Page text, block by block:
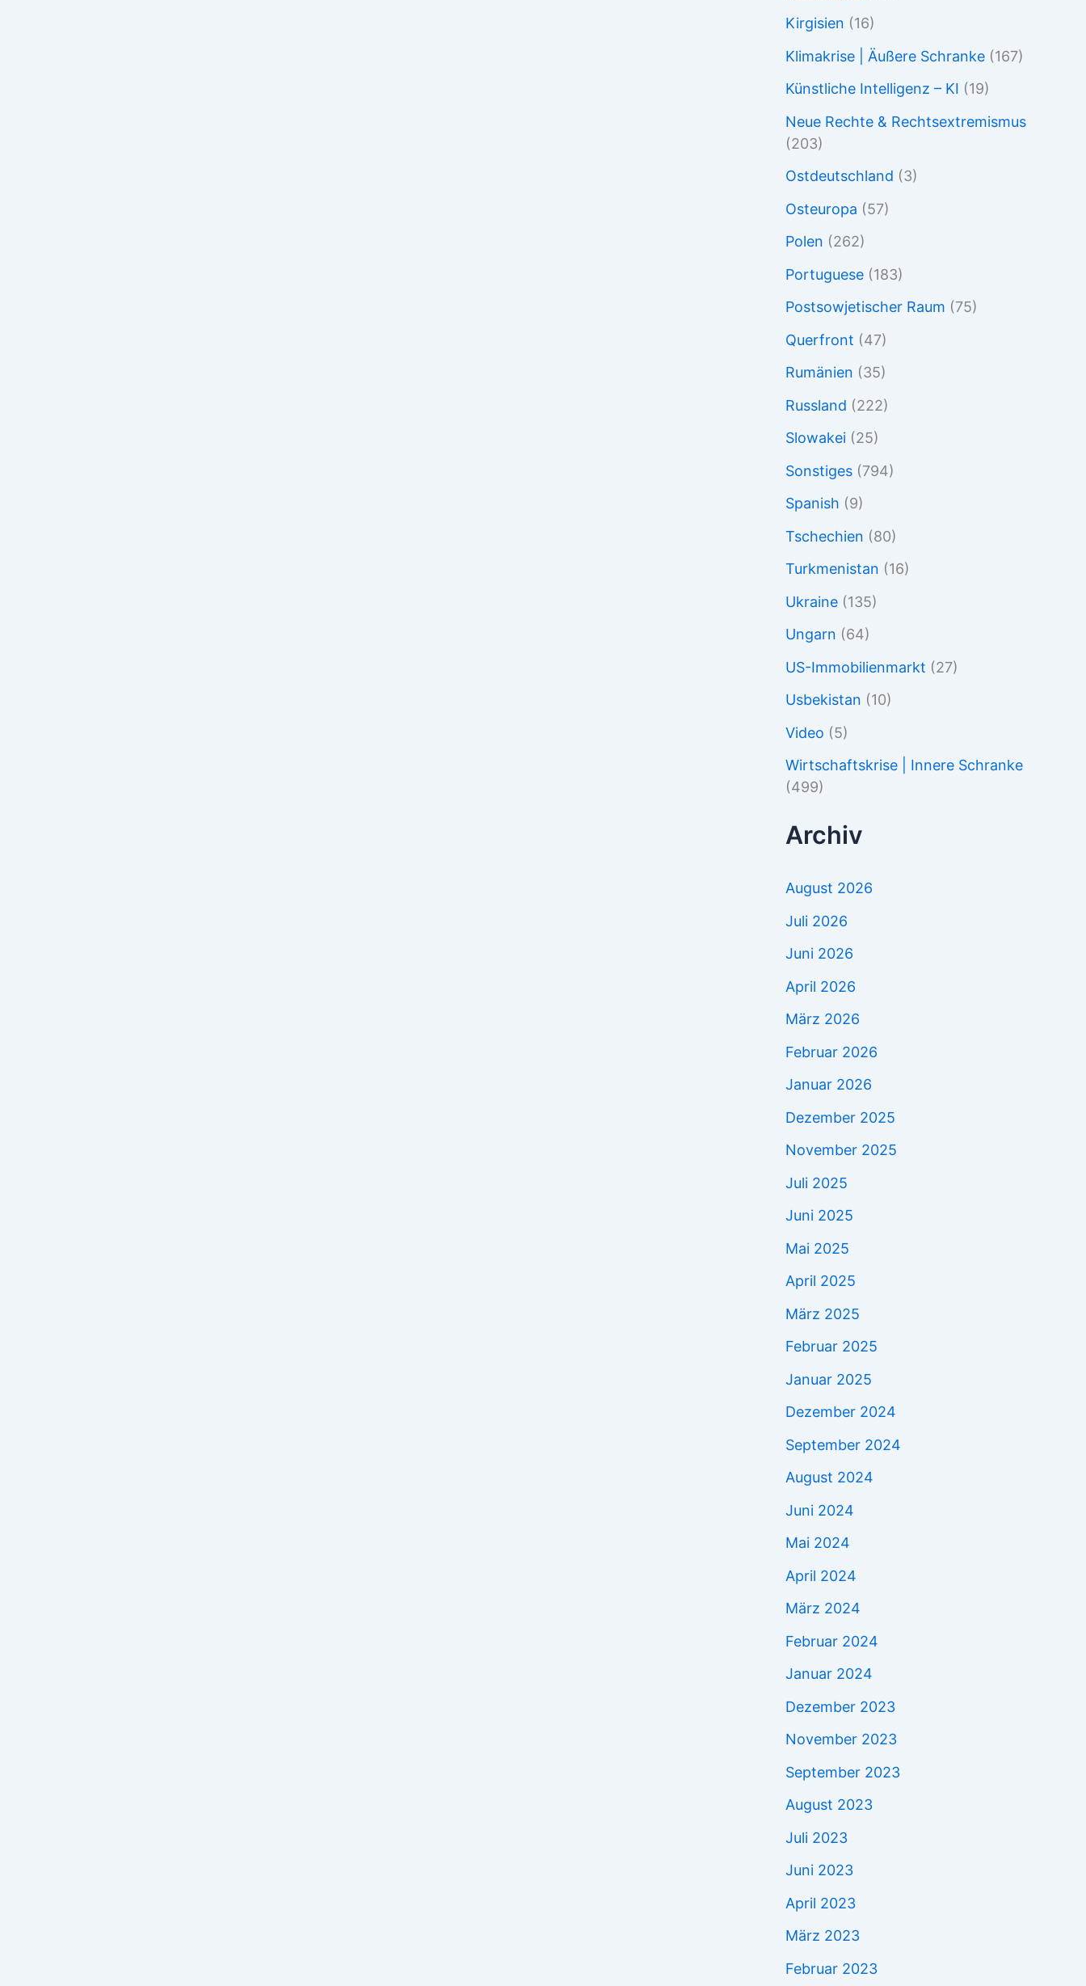
Kirgisien (16)
Klimakrise | Äußere Schranke (167)
Künstliche Intelligenz – KI (19)
Neue Rechte & Rechtsextremismus
(203)
Ostdeutschland (3)
Osteuropa (57)
Polen (262)
Portuguese (183)
Postsowjetischer Raum (75)
Querfront (47)
Rumänien (35)
Russland (222)
Slowakei (25)
Sonstiges (794)
Spanish (9)
Tschechien (80)
Turkmenistan (16)
Ukraine (135)
Ungarn (64)
US-Immobilienmarkt (27)
Usbekistan (10)
Video (5)
Wirtschaftskrise | Innere Schranke
(499)
Archiv
August 2026
Juli 2026
Juni 2026
April 2026
März 2026
Februar 2026
Januar 2026
Dezember 2025
November 2025
Juli 2025
Juni 2025
Mai 2025
April 2025
März 2025
Februar 2025
Januar 2025
Dezember 2024
September 2024
August 2024
Juni 2024
Mai 2024
April 2024
März 2024
Februar 2024
Januar 2024
Dezember 2023
November 2023
September 2023
August 2023
Juli 2023
Juni 2023
April 2023
März 2023
Februar 2023